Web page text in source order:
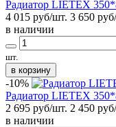
Радиатор LIETEX
4 015 руб/шт. 3 650
в наличии
шт.
в корзину
-10%
Радиатор LIETEX
2 695 руб/шт. 2 450
в наличии